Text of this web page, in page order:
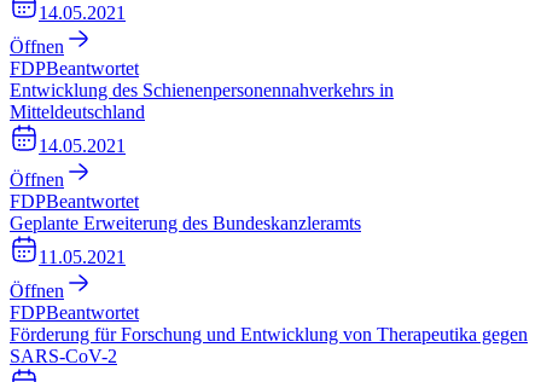
14.05.2021
Öffnen
FDPBeantwortet
Entwicklung des Schienenpersonennahverkehrs in
Mitteldeutschland
14.05.2021
Öffnen
FDPBeantwortet
Geplante Erweiterung des Bundeskanzleramts
11.05.2021
Öffnen
FDPBeantwortet
Förderung für Forschung und Entwicklung von Therapeutika gegen
SARS-CoV-2